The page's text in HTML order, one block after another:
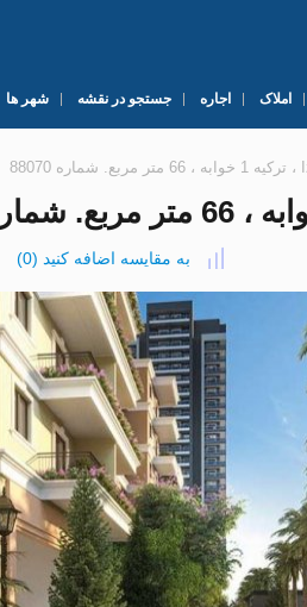
املاک اجاره جستجو در نقشه شهر ها
به مقایسه اضافه کنید (
0
)